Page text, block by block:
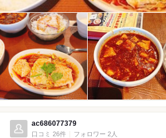
ac686077379
口コミ 26件 フォロワー 2人